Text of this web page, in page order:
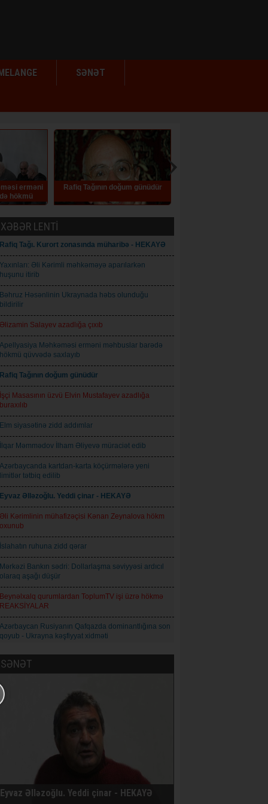
SƏNƏT
doğum günüdür Elm siyasətinə zidd addımlar
XƏBƏR LENTİ
Rafiq Tağı. Kurort zonasında müharibə - HEKAYƏ
Yaxınları: Əli Kərimli məhkəməyə aparılarkən
huşunu itirib
Bəhruz Həsənlinin Ukraynada həbs olunduğu
bildirilir
Əlizamin Salayev azadlığa çıxıb
Apellyasiya Məhkəməsi erməni məhbuslar barədə
hökmü qüvvədə saxlayıb
Rafiq Tağının doğum günüdür
İşçi Masasının üzvü Elvin Mustafayev azadlığa
buraxılıb
Elm siyasətinə zidd addımlar
İlqar Məmmədov İlham Əliyevə müraciət edib
Azərbaycanda kartdan-karta köçürmələrə yeni
limitlər tətbiq edilib
Eyvaz Əlləzoğlu. Yeddi çinar - HEKAYƏ
Əli Kərimlinin mühafizəçisi Kənan Zeynalova hökm
oxunub
İslahatın ruhuna zidd qərar
Mərkəzi Bankın sədri: Dollarlaşma səviyyəsi ardıcıl
olaraq aşağı düşür
Beynəlxalq qurumlardan ToplumTV işi üzrə hökmə
REAKSİYALAR
Azərbaycan Rusiyanın Qafqazda dominantlığına son
qoyub - Ukrayna kəşfiyyat xidməti
Toplum TV işi üzrə hökm oxunub
Yaqublu
Şəmşad Ağa: İnformasiya axını idarəolunan
mərhələdən idarəolunmaz mərhələyə keçir
Natiq Babayev - Qız adı: Azərbaycan maarifçiliyinin
Qoderzi Çoxeli. İntizar - Hekayə
Avropa İttifaqı Rusiyaya qarşı 21-ci sanksiya paketini
qəbul edib
SƏNƏT
Eyvaz Əlləzoğlu. Yeddi çinar - HEKAYƏ